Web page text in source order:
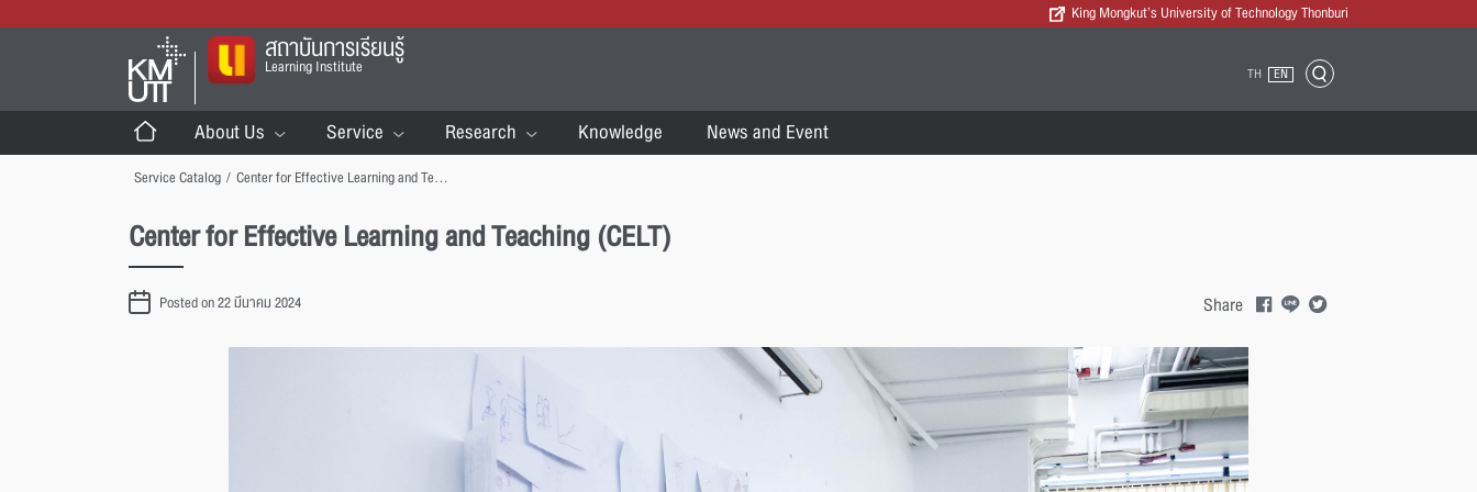
King Mongkut’s University of Technology Thonburi
สถาบันการเรียนรู้
Learning Institute TH EN
About Us Service Research Knowledge News and Event
Service Catalog / Center for Effective Learning and Teaching (CELT)
Center for Effective Learning and Teaching (CELT)
Posted on 22 มีนาคม 2024 Share